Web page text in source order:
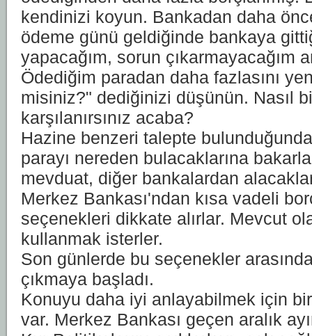
kendinizi koyun. Bankadan daha
ödeme günü geldiğinde bankaya
yapacağım, sorun çıkarmayacağım
Ödediğim paradan daha fazlasını
misiniz?" dediğinizi düşünün. Nasıl
karşılanırsınız acaba?
Hazine benzeri talepte
parayı nereden bulacaklarına
mevduat, diğer bankalardan
Merkez Bankası'ndan kısa vadeli
seçenekleri dikkate alırlar. Mevcut
kullanmak isterler.
Son günlerde bu seçenekler
çıkmaya başladı.
Konuyu daha iyi anlayabilmek için
var. Merkez Bankası geçen aralık